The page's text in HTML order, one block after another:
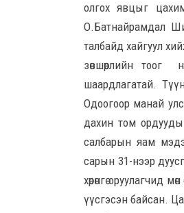
олгох явцыг
О.Батнайрамдал
талбайд хайгуул
зөвшөөрлийн тоог
шаардлагатай.
Одоогоор манай
дахин том
салбарын яам
сарын 31-нээр
хөрөнгө
үүсгэсэн байсан.